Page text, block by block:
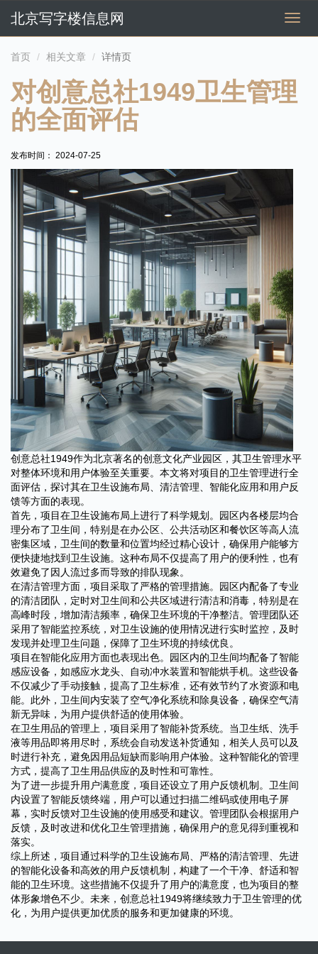
切
北京写字楼信息网
首页 相关文章 详情页
对创意总社1949卫生管理
的全面评估
发布时间： 2024-07-25
创意总社1949作为北京著名的创意文化产业园区，其卫生管理水平
对整体环境和用户体验至关重要。本文将对项目的卫生管理进行全
面评估，探讨其在卫生设施布局、清洁管理、智能化应用和用户反
馈等方面的表现。
首先，项目在卫生设施布局上进行了科学规划。园区内各楼层均合
理分布了卫生间，特别是在办公区、公共活动区和餐饮区等高人流
密集区域，卫生间的数量和位置均经过精心设计，确保用户能够方
便快捷地找到卫生设施。这种布局不仅提高了用户的便利性，也有
效避免了因人流过多而导致的排队现象。
在清洁管理方面，项目采取了严格的管理措施。园区内配备了专业
的清洁团队，定时对卫生间和公共区域进行清洁和消毒，特别是在
高峰时段，增加清洁频率，确保卫生环境的干净整洁。管理团队还
采用了智能监控系统，对卫生设施的使用情况进行实时监控，及时
发现并处理卫生问题，保障了卫生环境的持续优良。
项目在智能化应用方面也表现出色。园区内的卫生间均配备了智能
感应设备，如感应水龙头、自动冲水装置和智能烘手机。这些设备
不仅减少了手动接触，提高了卫生标准，还有效节约了水资源和电
能。此外，卫生间内安装了空气净化系统和除臭设备，确保空气清
新无异味，为用户提供舒适的使用体验。
在卫生用品的管理上，项目采用了智能补货系统。当卫生纸、洗手
液等用品即将用尽时，系统会自动发送补货通知，相关人员可以及
时进行补充，避免因用品短缺而影响用户体验。这种智能化的管理
方式，提高了卫生用品供应的及时性和可靠性。
为了进一步提升用户满意度，项目还设立了用户反馈机制。卫生间
内设置了智能反馈终端，用户可以通过扫描二维码或使用电子屏
幕，实时反馈对卫生设施的使用感受和建议。管理团队会根据用户
反馈，及时改进和优化卫生管理措施，确保用户的意见得到重视和
落实。
综上所述，项目通过科学的卫生设施布局、严格的清洁管理、先进
的智能化设备和高效的用户反馈机制，构建了一个干净、舒适和智
能的卫生环境。这些措施不仅提升了用户的满意度，也为项目的整
体形象增色不少。未来，创意总社1949将继续致力于卫生管理的优
化，为用户提供更加优质的服务和更加健康的环境。